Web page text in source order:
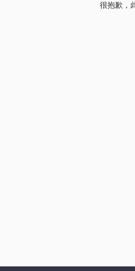
很抱歉，